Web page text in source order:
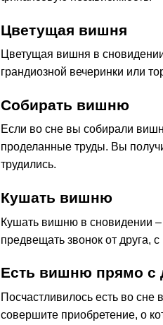
Цветущая вишня
Цветущая вишня в
грандиозной вечеринки или
Собирать вишню
Если во сне вы собирали
проделанные труды. Вы
трудились.
Кушать вишню
Кушать вишню в сновидении –
предвещать звонок от друга,
Есть вишню прямо с
Посчастливилось есть во
совершите приобретение, о